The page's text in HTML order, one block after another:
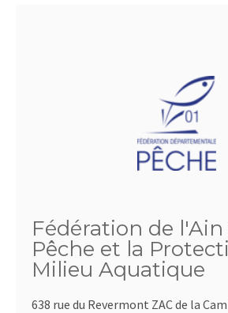
Fédération de
Pêche et la
Milieu Aquatique
638 rue du Revermont ZAC de la